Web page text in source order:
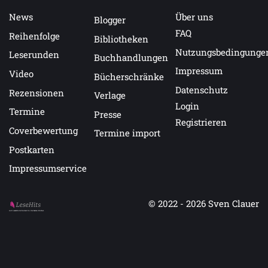
News
Reihenfolge
Leserunden
Video
Rezensionen
Termine
Coverbewertung
Postkarten
Impressumservice
Blogger
Bibliotheken
Buchhandlungen
Bücherschränke
Verlage
Presse
Termine import
Über uns
FAQ
Impressum
Datenschutz
Login
Registrieren
Auf LeseHits.de findest Du die besten Bücher.
© 2022 - 2026 Sven Clauer